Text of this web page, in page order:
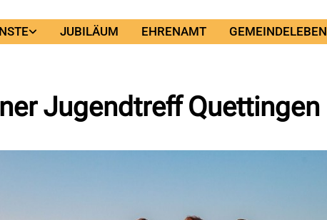
JUBILÄUM EHRENAMT GEMEINDELEBEN
Jugendtreff Quettingen